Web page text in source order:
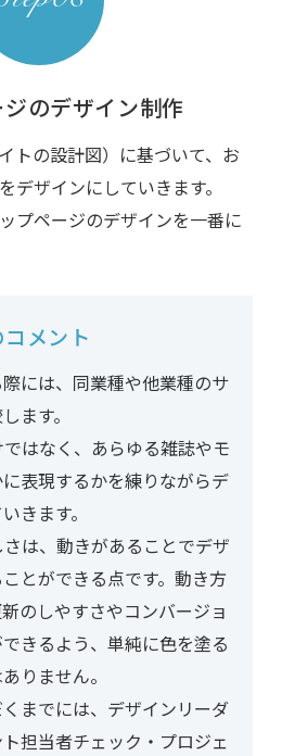
ジのデザイン制作
トの設計図）に基づいて、お
デザインにしていきます。
プページのデザインを一番に
メント
には、同業種や他業種のサ
ます。
はなく、あらゆる雑誌やモ
表現するかを練りながらデ
きます。
は、動きがあることでデザ
とができる点です。動き方
のしやすさやコンバージョ
きるよう、単純に色を塗る
りません。
までには、デザインリーダ
担当者チェック・プロジェ